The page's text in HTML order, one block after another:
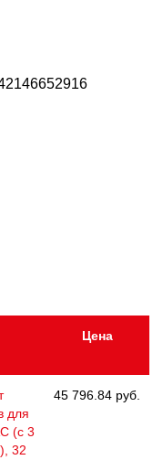
Цена
для
(с 3
32
45 796.84 руб.